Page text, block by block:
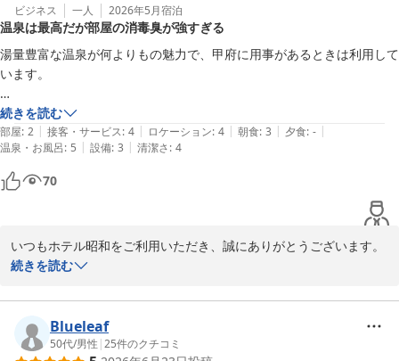
当ホテルは、中央道　甲府昭和ＩＣを東京・大月方面へ下車してす
ぐの出口に位置しており、お車でお越しの際にも便利な立地となっ
ております。
向上に努めてまいります。
またのお越しを心よりお待ちしております。
ホテル 昭和＜山梨県＞
2026-07-08
ビジネス 一人 2026年5月宿泊
温泉は最高だが部屋の消毒臭が強すぎる
湯量豊富な温泉が何よりもの魅力で、甲府に用事があるときは利用して
います。
ひとつ難点を挙げるならば…
お部屋の消毒臭？がキツすぎること。
入室したら、とにかく換気です。
続きを読む
部屋: 2 | 接客・サービス: 4 | ロケーション: 4 | 朝食: 3 | 夕食: - |
温泉・お風呂: 5 | 設備: 3 | 清潔さ: 4
70
いつもホテル昭和をご利用いただき、誠にありがとうございます。
温泉につきまして「何よりの魅力」との温かい評価をいただき、大
お部屋の臭いですが、当ホテルは毎日全てのお部屋にオゾン消臭を
行っております。
続きを読む
Blueleaf
50代/男性 |25件のクチコミ